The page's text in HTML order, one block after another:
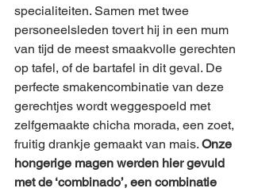
specialiteiten. Samen met twee
personeelsleden tovert hij in een mum
van tijd de meest smaakvolle gerechten
op tafel, of de bartafel in dit geval. De
perfecte smakencombinatie van deze
gerechtjes wordt weggespoeld met
zelfgemaakte chicha morada, een zoet,
fruitig drankje gemaakt van mais. Onze
hongerige magen werden hier gevuld
met de ‘combinado’, een combinatie